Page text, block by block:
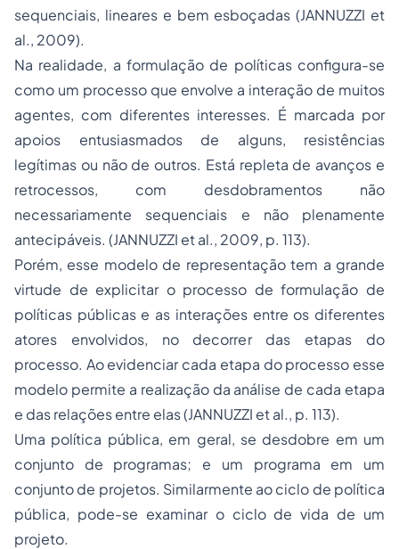
sequenciais, lineares e bem esboçadas (JANNUZZI et
al., 2009).
Na realidade, a formulação de políticas configura-se
como um processo que envolve a interação de muitos
agentes, com diferentes interesses. É marcada por
apoios entusiasmados de alguns, resistências
legítimas ou não de outros. Está repleta de avanços e
retrocessos, com desdobramentos não
necessariamente sequenciais e não plenamente
antecipáveis. (JANNUZZI et al., 2009, p. 113).
Porém, esse modelo de representação tem a grande
virtude de explicitar o processo de formulação de
políticas públicas e as interações entre os diferentes
atores envolvidos, no decorrer das etapas do
processo. Ao evidenciar cada etapa do processo esse
modelo permite a realização da análise de cada etapa
e das relações entre elas (JANNUZZI et al., p. 113).
Uma política pública, em geral, se desdobre em um
conjunto de programas; e um programa em um
conjunto de projetos. Similarmente ao ciclo de política
pública, pode-se examinar o ciclo de vida de um
projeto.